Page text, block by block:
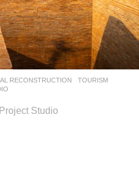
RECONSTRUCTION ,TOURISM
Studio